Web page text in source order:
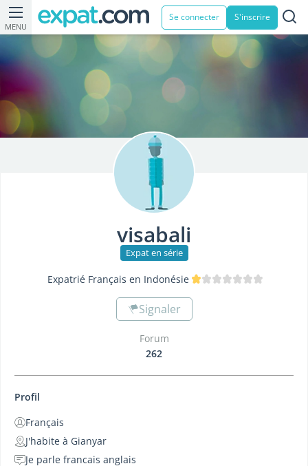
MENU
Se connecter S'inscrire
visabali
Expat en série
Expatrié Français en Indonésie
Signaler
Forum
262
Profil
Français
J'habite à Gianyar
Je parle francais anglais